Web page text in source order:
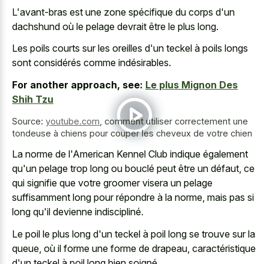
L'avant-bras est une zone spécifique du corps d'un
dachshund où le pelage devrait être le plus long.
Les poils courts sur les oreilles d'un teckel à poils longs
sont considérés comme indésirables.
For another approach, see: Le plus Mignon Des
Shih Tzu
Source: youtube.com comment utiliser correctement une
tondeuse à chiens pour couper les cheveux de votre chien
La norme de l'American Kennel Club indique également
qu'un pelage trop long ou bouclé peut être un défaut, ce
qui signifie que votre groomer visera un pelage
suffisamment long pour répondre à la norme, mais pas si
long qu'il devienne indiscipliné.
Le poil le plus long d'un teckel à poil long se trouve sur la
queue, où il forme une forme de drapeau, caractéristique